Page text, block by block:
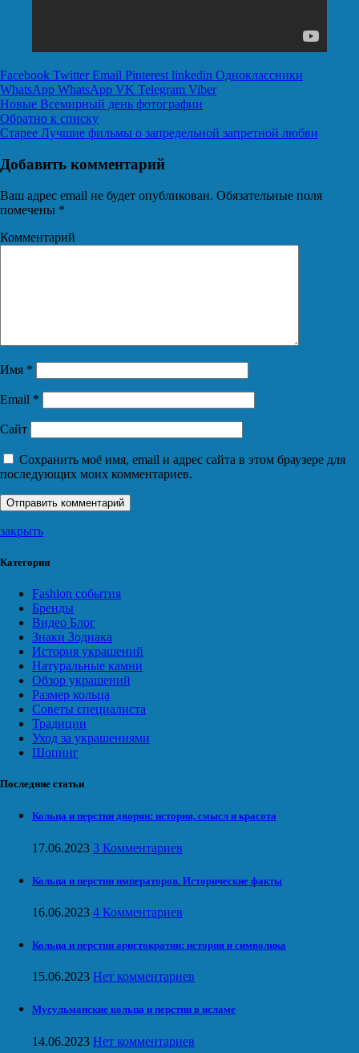
Facebook Twitter Email Pinterest linkedin Одноклассники
WhatsApp WhatsApp VK Telegram Viber
Новые Всемирный день фотографии
Обратно к списку
Старее Лучшие фильмы о запредельной запретной любви
Добавить комментарий
Ваш адрес email не будет опубликован. Обязательные поля
помечены *
Комментарий
Имя *
Email *
Сайт
Сохранить моё имя, email и адрес сайта в этом браузере для
последующих моих комментариев.
закрыть
Категории
Fashion события
Бренды
Видео Блог
Знаки Зодиака
История украшений
Натуральные камни
Обзор украшений
Размер кольца
Советы специалиста
Традиции
Уход за украшениями
Шопинг
Последние статьи
Кольца и перстни дворян: история, смысл и красота
17.06.2023 3 Комментариев
Кольца и перстни императоров. Исторические факты
16.06.2023 4 Комментариев
Кольца и перстни аристократии: история и символика
15.06.2023 Нет комментариев
Мусульманские кольца и перстни в исламе
14.06.2023 Нет комментариев